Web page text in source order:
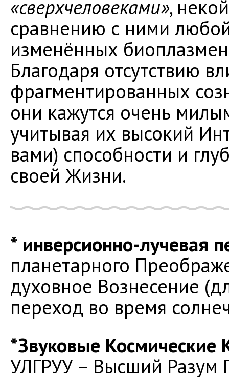
«сверхчеловеками»,
сравнению с ними
изменённых
Благодаря отсутствию
фрагментированных
они кажутся очень
учитывая их высокий
вами) способности и
своей Жизни.
* инверсионно-лучевая
планетарного
духовное Вознесение
переход во время
*Звуковые Космические
УЛГРУУ – Высший Разум